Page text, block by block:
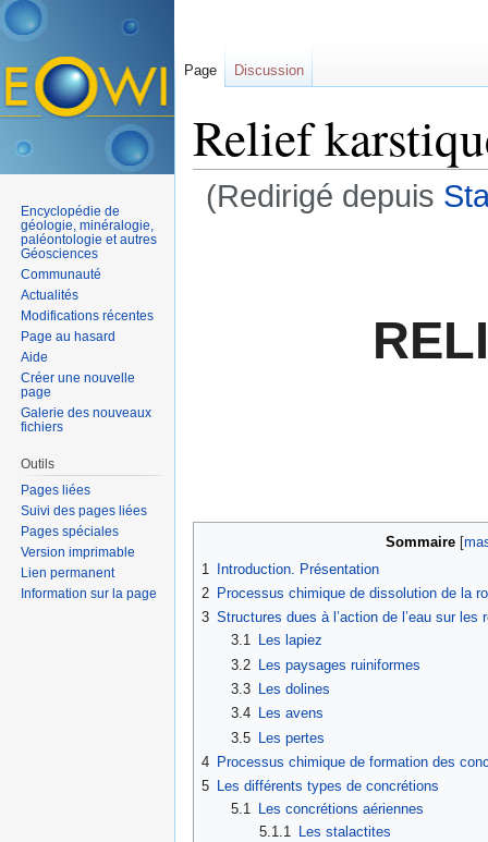
Relief
(Redirigé depuis
Sommaire [
1
Introduction. Présentation
2 Processus chimique de dissolution de la
3 Structures dues à l’action de l’eau sur
3.1
Les lapiez
3.2 Les paysages ruiniformes
3.3
Les dolines
3.4
Les avens
3.5 Les pertes
4 Processus chimique de formation des
5 Les différents types de concrétions
5.1
Les concrétions aériennes
5.1.1 Les stalactites
Page Discussion
Encyclopédie de
géologie, minéralogie,
paléontologie et autres
Géosciences
Communauté
Actualités
Modifications récentes
Page au hasard
Aide
Créer une nouvelle
page
Galerie des nouveaux
fichiers
Outils
Pages liées
Suivi des pages liées
Pages spéciales
Version imprimable
Lien permanent
Information sur la page